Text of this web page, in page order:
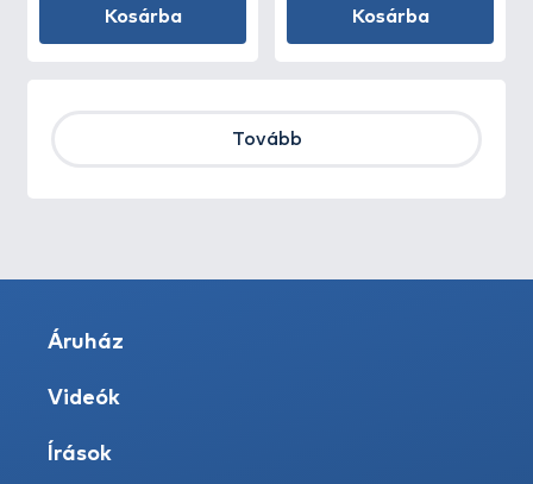
Kosárba Kosárba
Tovább
Áruház
Videók
Írások